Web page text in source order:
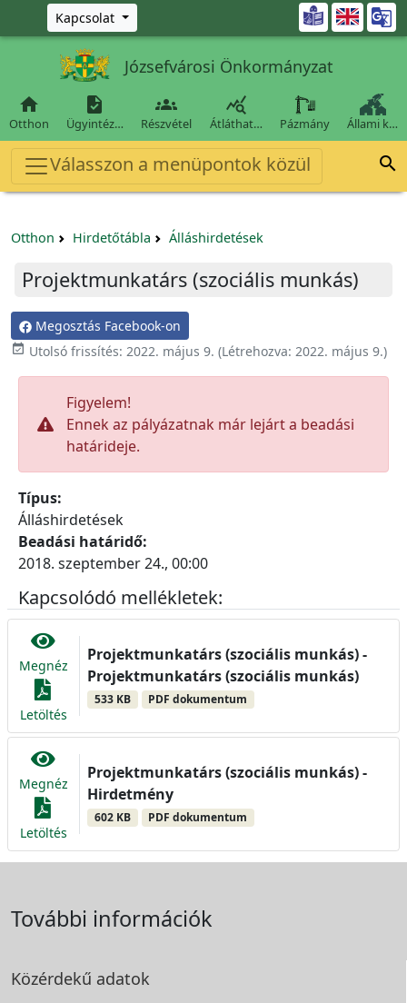
Ugrás a fő tartalomra
Kapcsolat 
Józsefvárosi Önkormányzat

Otthon

Ügyintéz…

Részvétel

Átláthat… Pázmány Állami k…
Válasszon a menüpontok közül 
Otthon Hirdetőtábla Álláshirdetések
Projektmunkatárs (szociális munkás)
Megosztás Facebook-on
 Utolsó frissítés: 2022. május 9. (Létrehozva: 2022. május 9.)
Figyelem!
Ennek az pályázatnak már lejárt a beadási
határideje.
Típus:
Álláshirdetések
Beadási határidő:
2018. szeptember 24., 00:00
Kapcsolódó mellékletek:
Megnéz
Letöltés
Projektmunkatárs (szociális munkás) -
Projektmunkatárs (szociális munkás)
533 KB PDF dokumentum
Megnéz
Letöltés
Projektmunkatárs (szociális munkás) -
Hirdetmény
602 KB PDF dokumentum
További információk
Közérdekű adatok